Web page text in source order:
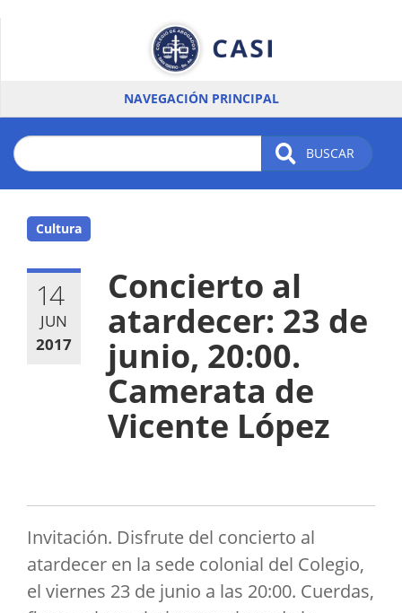
NAVEGACIÓN PRINCIPAL
BUSCAR
Cultura
14
JUN
2017
Concierto al
atardecer: 23 de
junio, 20:00.
Camerata de
Vicente López
Invitación. Disfrute del concierto al
atardecer en la sede colonial del Colegio,
el viernes 23 de junio a las 20:00. Cuerdas,